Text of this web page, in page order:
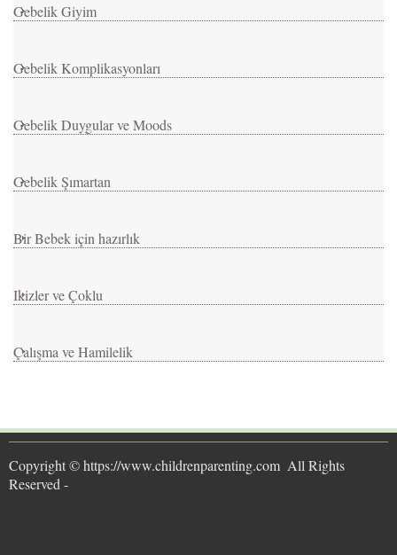
Gebelik Giyim
Gebelik Komplikasyonları
Gebelik Duygular ve Moods
Gebelik Şımartan
Bir Bebek için hazırlık
Ikizler ve Çoklu
Çalışma ve Hamilelik
Copyright © https://www.childrenparenting.com  All Rights
Reserved -